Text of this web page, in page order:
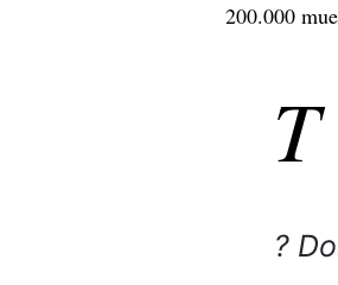
200.000
T
?